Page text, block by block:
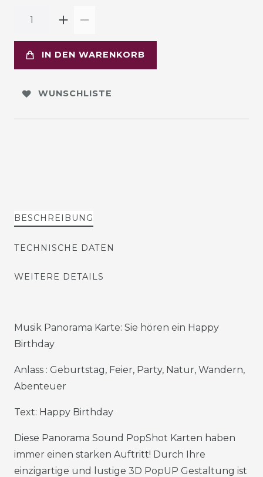
IN DEN WARENKORB
WUNSCHLISTE
BESCHREIBUNG
TECHNISCHE DATEN
WEITERE DETAILS
Musik Panorama Karte: Sie hören ein Happy
Birthday
Anlass : Geburtstag, Feier, Party, Natur, Wandern,
Abenteuer
Text: Happy Birthday
Diese Panorama Sound PopShot Karten haben
immer einen starken Auftritt! Durch Ihre
einzigartige und lustige 3D PopUP Gestaltung ist